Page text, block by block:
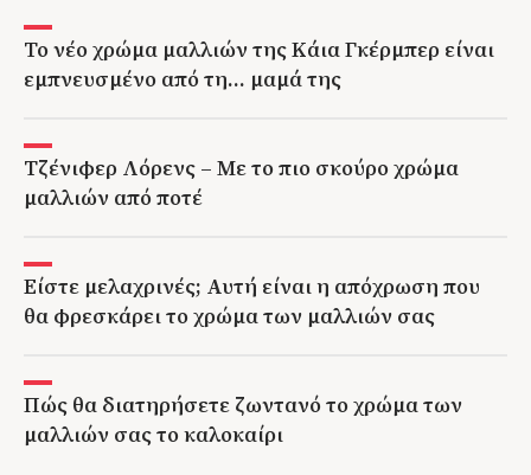
Το νέο χρώμα μαλλιών της Κάια Γκέρμπερ είναι
εμπνευσμένο από τη… μαμά της
Τζένιφερ Λόρενς – Με το πιο σκούρο χρώμα
μαλλιών από ποτέ
Είστε μελαχρινές; Αυτή είναι η απόχρωση που
θα φρεσκάρει το χρώμα των μαλλιών σας
Πώς θα διατηρήσετε ζωντανό το χρώμα των
μαλλιών σας το καλοκαίρι